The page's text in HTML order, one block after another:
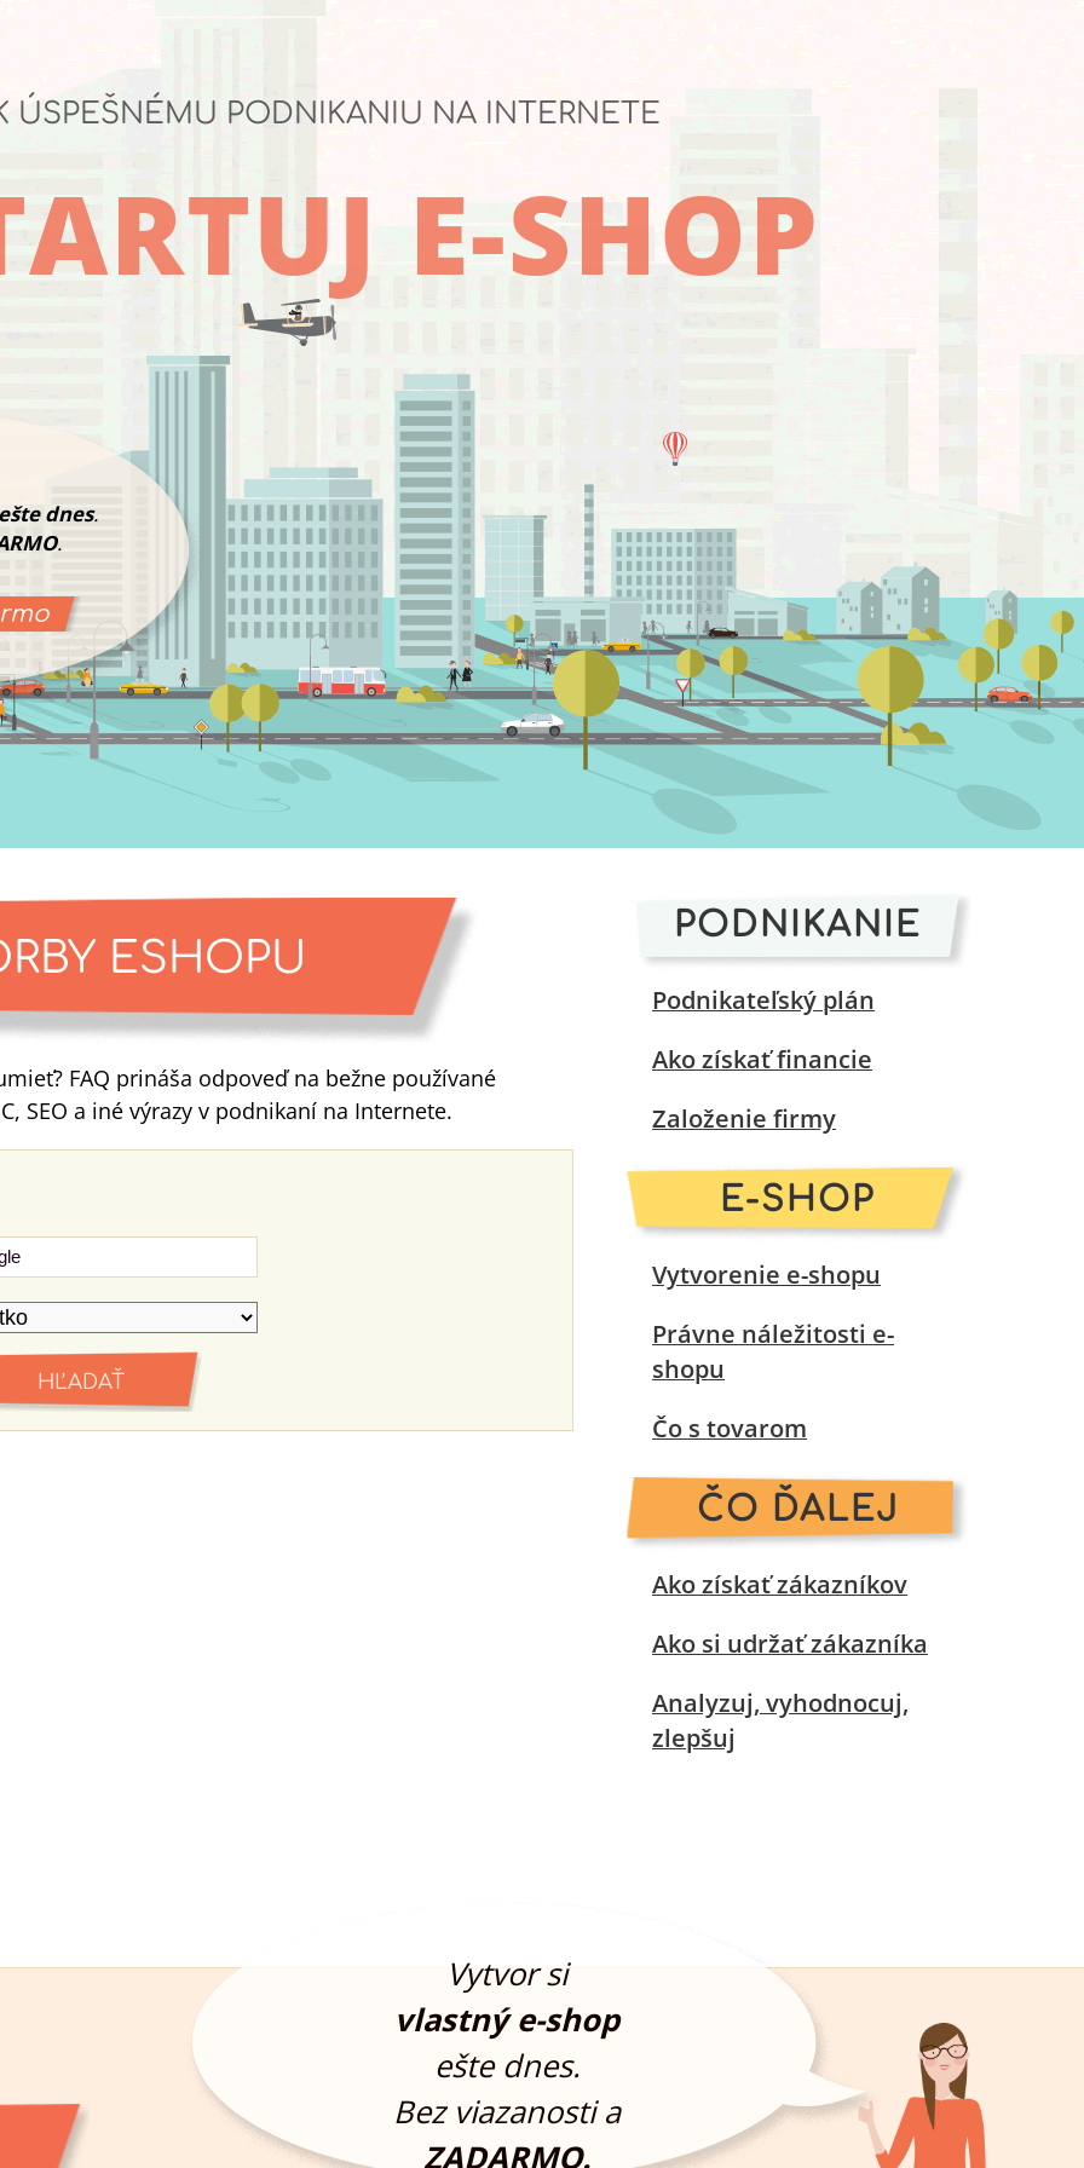
ÚSPEŠNÉMU PODNIKANIU NA INTERNETE
E-SHOP
dnes.
.
PODNIKANIE
Podnikateľský plán
Ako získať financie
Založenie firmy
E-SHOP
Vytvorenie e-shopu
Právne náležitosti e-
shopu
Čo s tovarom
ČO ĎALEJ
Ako získať zákazníkov
Ako si udržať zákazníka
Analyzuj, vyhodnocuj,
zlepšuj
ESHOPU
FAQ prináša odpoveď na bežne používané
SEO a iné výrazy v podnikaní na Internete.
HĽADAŤ
Vytvor si
vlastný e-shop
ešte dnes.
Bez viazanosti a
ZADARMO.